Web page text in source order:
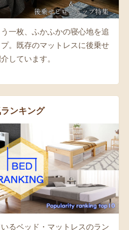
一枚、ふかふかの寝心地を追
。既存のマットレスに後乗せ
しています。
ンキング
るベッド・マットレスのラン